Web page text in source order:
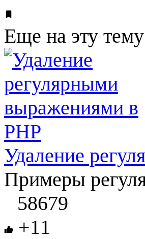
Еще на эту тему
Удаление
Примеры
58679
+11